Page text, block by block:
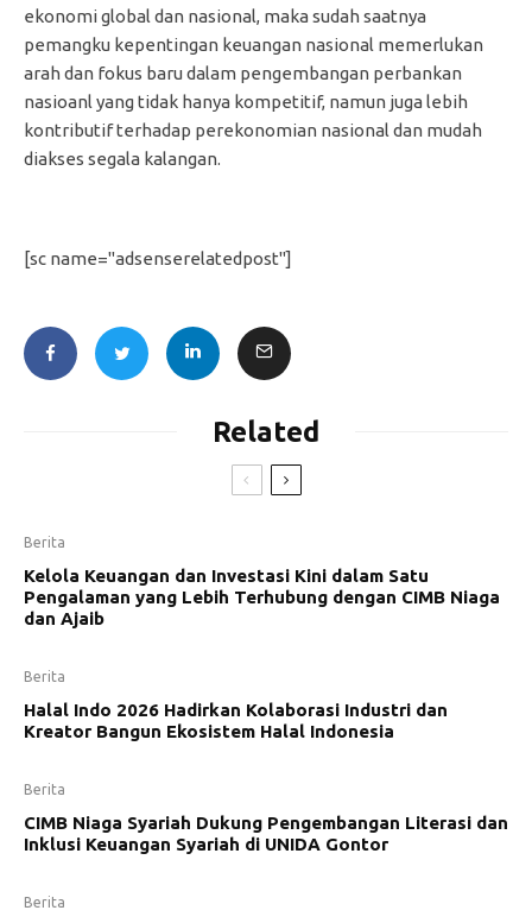
ekonomi global dan nasional, maka sudah saatnya
pemangku kepentingan keuangan nasional memerlukan
arah dan fokus baru dalam pengembangan perbankan
nasioanl yang tidak hanya kompetitif, namun juga lebih
kontributif terhadap perekonomian nasional dan mudah
diakses segala kalangan.
[sc name="adsenserelatedpost"]
Related
Berita
Kelola Keuangan dan Investasi Kini dalam Satu
Pengalaman yang Lebih Terhubung dengan CIMB Niaga
dan Ajaib
Berita
Halal Indo 2026 Hadirkan Kolaborasi Industri dan
Kreator Bangun Ekosistem Halal Indonesia
Berita
CIMB Niaga Syariah Dukung Pengembangan Literasi dan
Inklusi Keuangan Syariah di UNIDA Gontor
Berita